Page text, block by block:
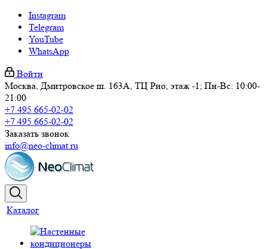
Instagram
Telegram
YouTube
WhatsApp
Войти
Москва, Дмитровское ш. 163А, ТЦ Рио, этаж -1; Пн-Вс: 10:00-
21:00
+7 495 665-02-02
+7 495 665-02-02
Заказать звонок
info@neo-climat.ru
Каталог